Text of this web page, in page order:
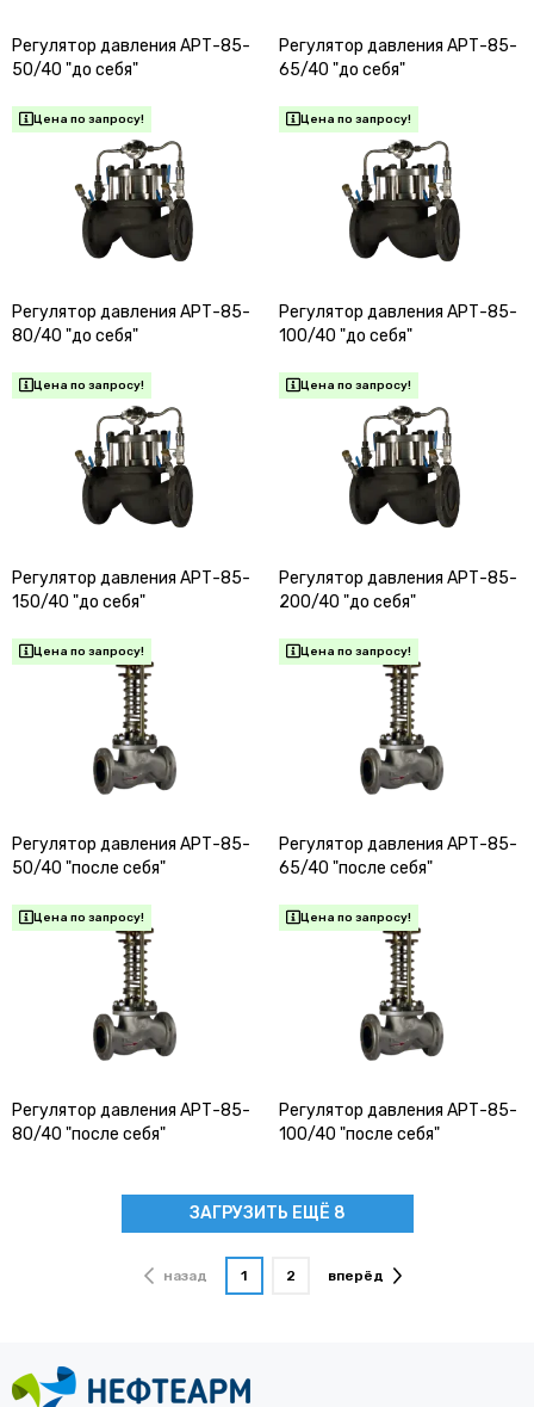
Регулятор давления АРТ-85-
50/40 "до себя"
Регулятор давления АРТ-85-
65/40 "до себя"
Регулятор давления АРТ-85-
80/40 "до себя"
Регулятор давления АРТ-85-
100/40 "до себя"
Регулятор давления АРТ-85-
150/40 "до себя"
Регулятор давления АРТ-85-
200/40 "до себя"
Регулятор давления АРТ-85-
50/40 "после себя"
Регулятор давления АРТ-85-
65/40 "после себя"
Регулятор давления АРТ-85-
80/40 "после себя"
Регулятор давления АРТ-85-
100/40 "после себя"
ЗАГРУЗИТЬ ЕЩЁ 8
назад 1 2 вперёд